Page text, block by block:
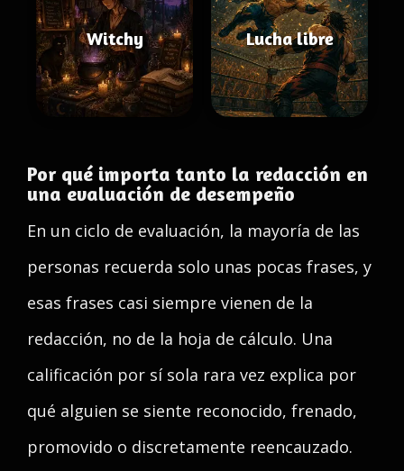
Witchy Lucha libre
Por qué importa tanto la redacción en
una evaluación de desempeño
En un ciclo de evaluación, la mayoría de las
personas recuerda solo unas pocas frases, y
esas frases casi siempre vienen de la
redacción, no de la hoja de cálculo. Una
calificación por sí sola rara vez explica por
qué alguien se siente reconocido, frenado,
promovido o discretamente reencauzado.